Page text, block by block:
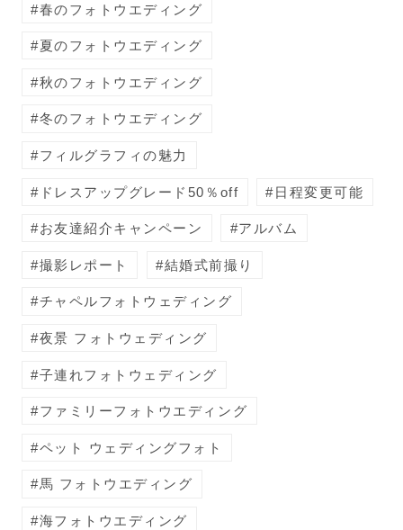
春のフォトウエディング
夏のフォトウエディング
秋のフォトウエディング
冬のフォトウエディング
フィルグラフィの魅力
ドレスアップグレード50％off 日程変更可能
お友達紹介キャンペーン アルバム
撮影レポート 結婚式前撮り
チャペルフォトウェディング
夜景 フォトウェディング
子連れフォトウェディング
ファミリーフォトウエディング
ペット ウェディングフォト
馬 フォトウエディング
海フォトウエディング